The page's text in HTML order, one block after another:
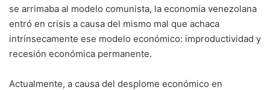
se arrimaba al modelo comunista, la economía venezolana
entró en crisis a causa del mismo mal que achaca
intrínsecamente ese modelo económico: improductividad y
recesión económica permanente.
Actualmente, a causa del desplome económico en